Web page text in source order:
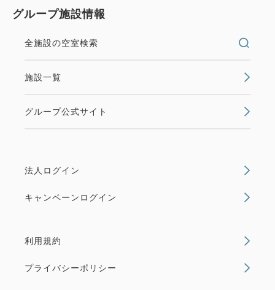
グループ施設情報
全施設の空室検索
施設一覧
グループ公式サイト
法人ログイン
キャンペーンログイン
利用規約
プライバシーポリシー